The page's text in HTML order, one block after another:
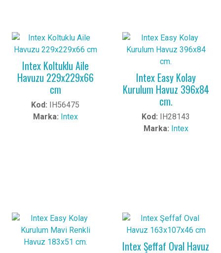
Intex Koltuklu Aile
Havuzu 229x229x66
cm
Kod: IH56475
Marka: Intex
Intex Easy Kolay
Kurulum Havuz 396x84
cm.
Kod: IH28143
Marka: Intex
Intex Şeffaf Oval Havuz